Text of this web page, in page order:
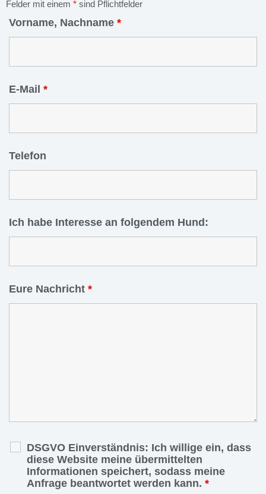
Felder mit einem * sind Pflichtfelder
Vorname, Nachname *
E-Mail *
Telefon
Ich habe Interesse an folgendem Hund:
Eure Nachricht *
DSGVO Einverständnis: Ich willige ein, dass
diese Website meine übermittelten
Informationen speichert, sodass meine
Anfrage beantwortet werden kann. *